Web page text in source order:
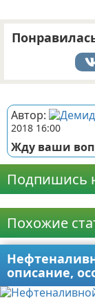
Автор:
2018 16:00
Жду ваши
Подпишись
Похожие
описание,